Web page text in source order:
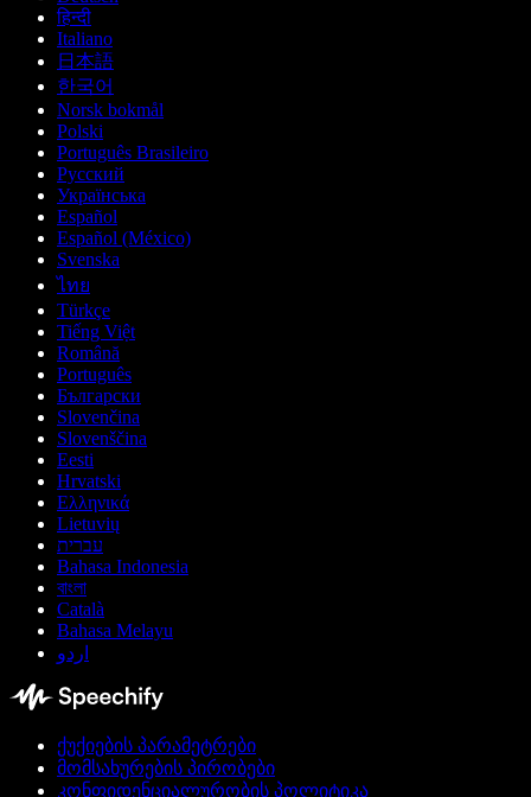
हिन्दी
Italiano
日本語
한국어
Norsk bokmål
Polski
Português Brasileiro
Русский
Українська
Español
Español (México)
Svenska
ไทย
Türkçe
Tiếng Việt
Română
Português
Български
Slovenčina
Slovenščina
Eesti
Hrvatski
Ελληνικά
Lietuvių
עברית
Bahasa Indonesia
বাংলা
Català
Bahasa Melayu
اردو
ქუქიების პარამეტრები
მომსახურების პირობები
კონფიდენციალურობის პოლიტიკა